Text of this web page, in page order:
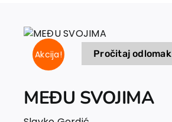
Knjige
U pripremi
Autori
Akcija! Pročitaj odlomak
MEĐU SVOJIMA